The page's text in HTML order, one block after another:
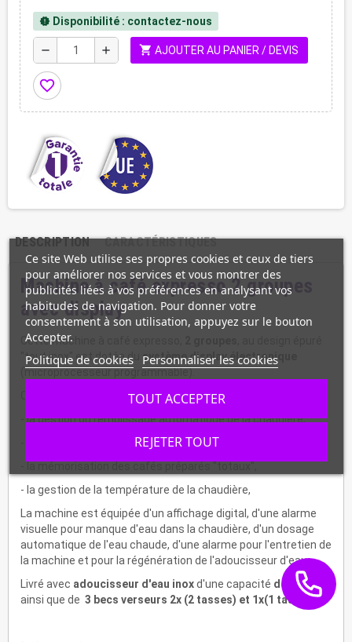
new_releases Disponibilité : contactez-nous
remove add shopping_cart AJOUTER AU PANIER / DEVIS
favorite_border
DESCRIPTION CARACTÉRISTIQUES
Machine à café expresso 2 groupes
avec display
Cette machine à café expresso,
"tout inox" est dotée du système display électronique
(microprocesseur programmable).
Ce système permet ainsi :
- la gestion du remplissage automatique de la chaudière,
- la programmation des doses de café, pour chaque groupe,
- la gestion de la température de la chaudière,
La machine est équipée d'un affichage digital, d'une alarme
visuelle pour manque d'eau dans la chaudière, d'un dosage
automatique de l'eau chaude, d'une alarme pour l'entretien de
la machine et pour la régénération de l'adoucisseur d'eau.
Livré avec adoucisseur d'eau inoxd'une capacité de 8 litres
ainsi que de 3 becs verseurs 2x (2 tasses) et 1x(1 tasse).
Ce site Web utilise ses propres cookies et ceux de tiers
pour améliorer nos services et vous montrer des
publicités liées à vos préférences en analysant vos
habitudes de navigation. Pour donner votre
consentement à son utilisation, appuyez sur le bouton
Accepter.
Politique de cookies Personnaliser les cookies
REJETER TOUT
TOUT ACCEPTER